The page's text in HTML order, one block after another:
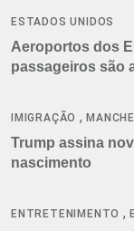
ESTADOS UNIDOS
Aeroportos dos
passageiros são
IMIGRAÇÃO ,
Trump assina
nascimento
ENTRETENIMENTO ,